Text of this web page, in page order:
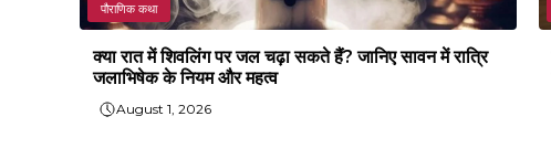
पौराणिक कथा
क्या रात में शिवलिंग पर जल चढ़ा सकते हैं? जानिए सावन में रात्रि
जलाभिषेक के नियम और महत्व
August 1, 2026